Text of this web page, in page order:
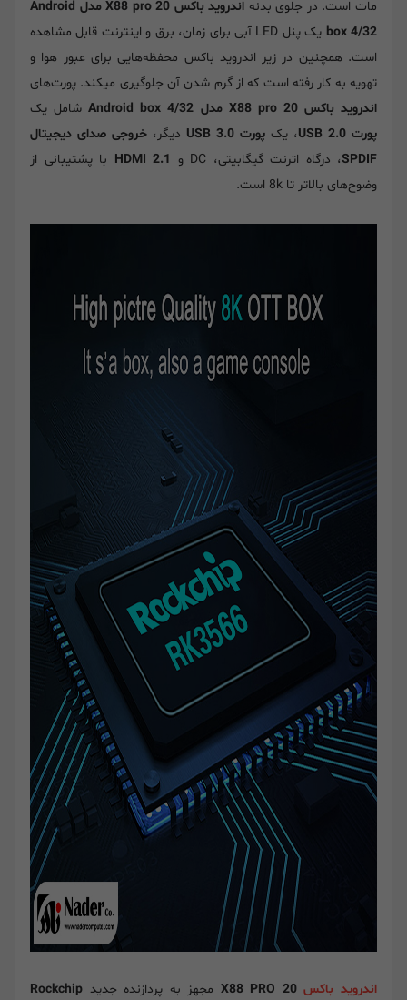
مات است. در جلوی بدنه
اندروید باکس X88 pro 20 مدل Android
box 4/32
یک پنل LED آبی برای زمان، برق و اینترنت قابل مشاهده
است. همچنین در زیر اندروید باکس محفظه‌هایی برای عبور هوا و
تهویه به کار رفته است که از گرم شدن آن جلوگیری میکند. پورت‌های
اندروید باکس X88 pro 20 مدل Android box 4/32
شامل یک
پورت USB 2.0
، یک پورت USB 3.0 دیگر، خروجی صدای دیجیتال
SPDIF، درگاه اترنت گیگابیتی، DC و HDMI 2.1 با پشتیبانی از
وضوح‌های بالاتر تا 8k است.
اندروید باکسX88 PRO 20 مجهز به پردازنده جدید Rockchip